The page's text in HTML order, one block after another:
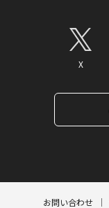
X
お問い合わせ